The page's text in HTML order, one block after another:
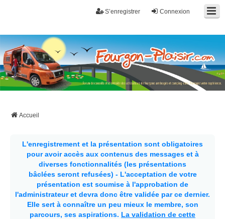
Connexion
S’enregistrer
Fourgon-plaisir.com
Forum de conseils et d'entraide des utilisateurs de fourgons, fourgons
aménagés, vans et de camping-car. Partagez votre expérience.
Accueil
L'enregistrement et la présentation sont obligatoires
pour avoir accès aux contenus des messages et à
diverses fonctionnalités (les présentations
bâclées seront refusées) - L'acceptation de votre
présentation est soumise à l'approbation de
l'administrateur et devra donc être validée par ce dernier.
Elle sert à connaître un peu mieux le membre, son
parcours, ses aspirations. La validation de cette